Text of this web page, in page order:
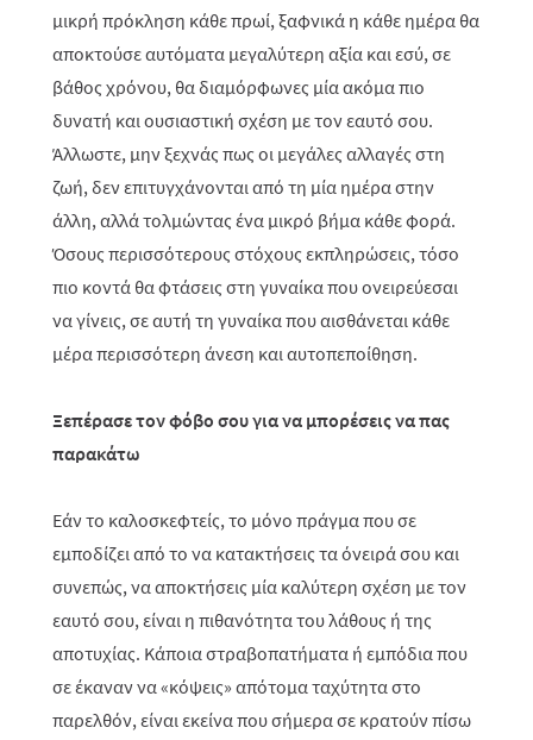
μικρή πρόκληση κάθε πρωί, ξαφνικά η κάθε ημέρα θα
αποκτούσε αυτόματα μεγαλύτερη αξία και εσύ, σε
βάθος χρόνου, θα διαμόρφωνες μία ακόμα πιο
δυνατή και ουσιαστική σχέση με τον εαυτό σου.
Άλλωστε, μην ξεχνάς πως οι μεγάλες αλλαγές στη
ζωή, δεν επιτυγχάνονται από τη μία ημέρα στην
άλλη, αλλά τολμώντας ένα μικρό βήμα κάθε φορά.
Όσους περισσότερους στόχους εκπληρώσεις, τόσο
πιο κοντά θα φτάσεις στη γυναίκα που ονειρεύεσαι
να γίνεις, σε αυτή τη γυναίκα που αισθάνεται κάθε
μέρα περισσότερη άνεση και αυτοπεποίθηση.
Ξεπέρασε τον φόβο σου για να μπορέσεις να πας
παρακάτω
Εάν το καλοσκεφτείς, το μόνο πράγμα που σε
εμποδίζει από το να κατακτήσεις τα όνειρά σου και
συνεπώς, να αποκτήσεις μία καλύτερη σχέση με τον
εαυτό σου, είναι η πιθανότητα του λάθους ή της
αποτυχίας. Κάποια στραβοπατήματα ή εμπόδια που
σε έκαναν να «κόψεις» απότομα ταχύτητα στο
παρελθόν, είναι εκείνα που σήμερα σε κρατούν πίσω